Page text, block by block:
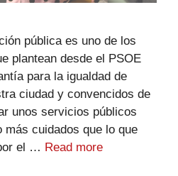
pública es uno de los
plantean desde el PSOE
para la igualdad de
ciudad y convencidos de
unos servicios públicos
más cuidados que lo que
el … Read more